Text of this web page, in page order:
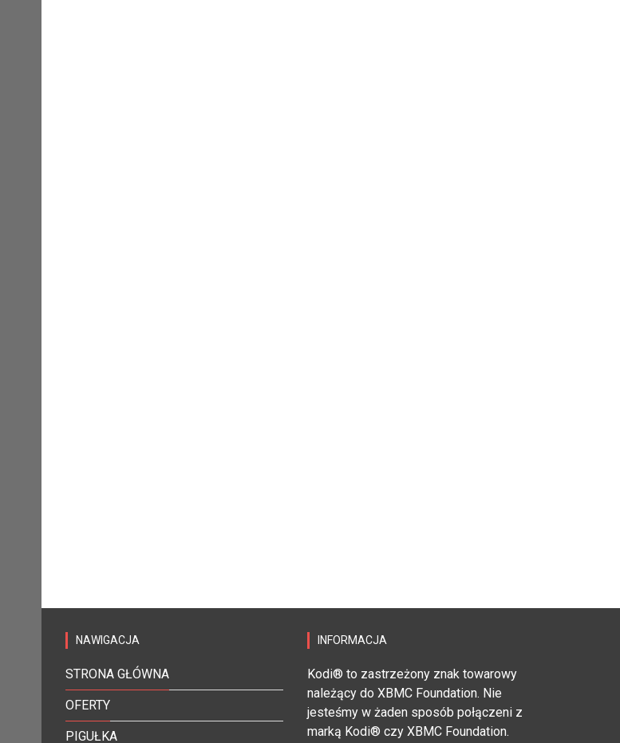
NAWIGACJA
STRONA GŁÓWNA
OFERTY
PIGUŁKA
INFORMACJA
Kodi® to zastrzeżony znak towarowy
należący do XBMC Foundation. Nie
jesteśmy w żaden sposób połączeni z
marką Kodi® czy XBMC Foundation.